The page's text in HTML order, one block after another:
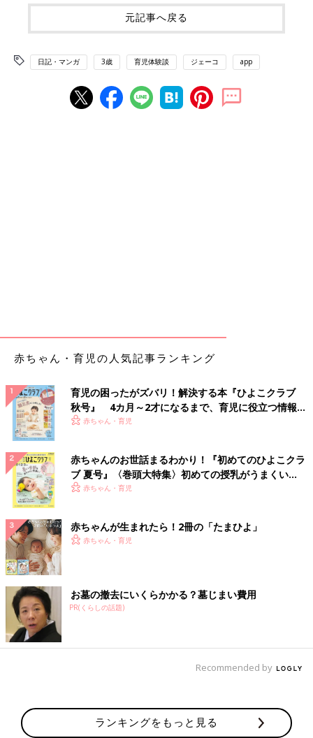
元記事へ戻る
日記・マンガ 3歳 育児体験談 ジェーコ app
赤ちゃん・育児の人気記事ランキング
育児の困ったがズバリ！解決する本『ひよこクラブ
秋号』 4カ月～2才になるまで、育児に役立つ情報が
いっぱい！
赤ちゃん・育児
赤ちゃんのお世話まるわかり！『初めてのひよこクラ
ブ 夏号』〈巻頭大特集〉初めての授乳がうまくい
く！ おっぱい・ミルクの基本と夏のトラブル 解決テ
赤ちゃん・育児
赤ちゃんが生まれたら！2冊の「たまひよ」
赤ちゃん・育児
お墓の撤去にいくらかかる？墓じまい費用
PR(くらしの話題)
Recommended by
ランキングをもっと見る